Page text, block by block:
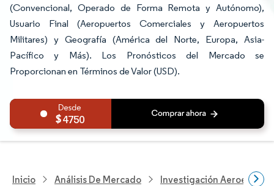
(Convencional, Operado de Forma Remota y Autónomo),
Usuario Final (Aeropuertos Comerciales y Aeropuertos
Militares) y Geografía (América del Norte, Europa, Asia-
Pacífico y Más). Los Pronósticos del Mercado se
Proporcionan en Términos de Valor (USD).
4750
Inicio Análisis De Mercado Investigación